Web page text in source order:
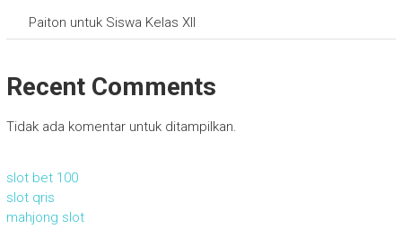
Paiton untuk Siswa Kelas XII
Recent Comments
Tidak ada komentar untuk ditampilkan.
slot bet 100
slot qris
mahjong slot